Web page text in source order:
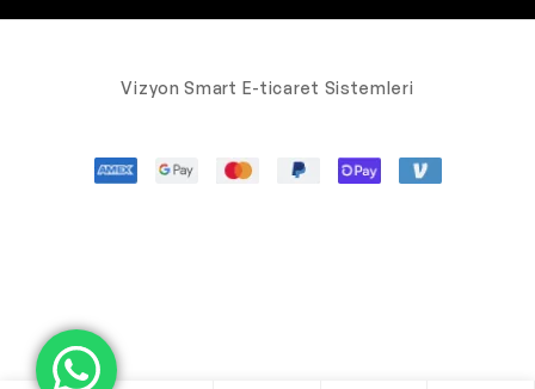
Vizyon Smart E-ticaret Sistemleri